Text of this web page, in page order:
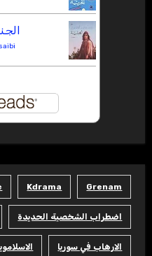
Grenam
Kdrama
اضطراب الشخصية الحديدة
الارهاب في سوريا